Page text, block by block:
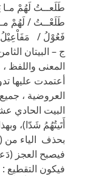
طَلَعــتُ لَهُمْ مـا
طَلَعْــتُ / لَهُمْ
فَعُوْلُ /
ج – البيتان
المعنى واللفظ
أعتمدت عليها
العروضية ،
البيت الحادي
أَتَيتُهُمُ شَدّا)،
بحذف الياء من
فيصبح العجز
فيكون التقطيع :